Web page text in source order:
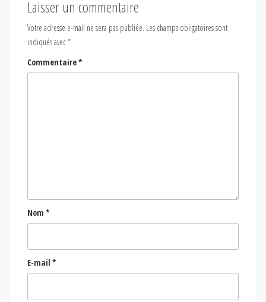
Laisser un commentaire
Votre adresse e-mail ne sera pas publiée. Les champs obligatoires sont
indiqués avec*
Commentaire*
Nom *
E-mail *